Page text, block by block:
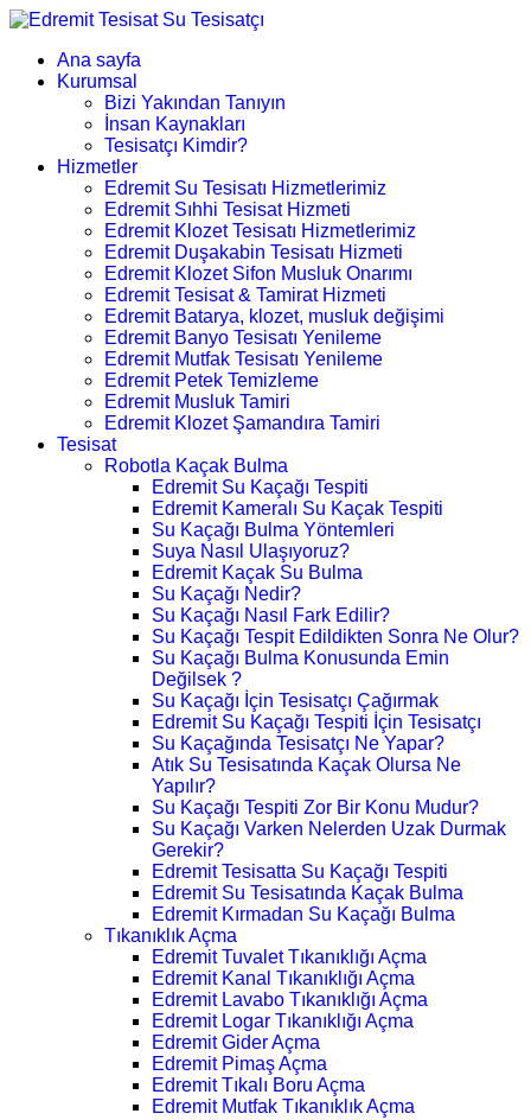
Ana sayfa
Kurumsal
Bizi Yakından Tanıyın
İnsan Kaynakları
Tesisatçı Kimdir?
Hizmetler
Edremit Su Tesisatı Hizmetlerimiz
Edremit Sıhhi Tesisat Hizmeti
Edremit Klozet Tesisatı Hizmetlerimiz
Edremit Duşakabin Tesisatı Hizmeti
Edremit Klozet Sifon Musluk Onarımı
Edremit Tesisat & Tamirat Hizmeti
Edremit Batarya, klozet, musluk değişimi
Edremit Banyo Tesisatı Yenileme
Edremit Mutfak Tesisatı Yenileme
Edremit Petek Temizleme
Edremit Musluk Tamiri
Edremit Klozet Şamandıra Tamiri
Tesisat
Robotla Kaçak Bulma
Edremit Su Kaçağı Tespiti
Edremit Kameralı Su Kaçak Tespiti
Su Kaçağı Bulma Yöntemleri
Suya Nasıl Ulaşıyoruz?
Edremit Kaçak Su Bulma
Su Kaçağı Nedir?
Su Kaçağı Nasıl Fark Edilir?
Su Kaçağı Tespit Edildikten Sonra Ne Olur?
Su Kaçağı Bulma Konusunda Emin
Değilsek ?
Su Kaçağı İçin Tesisatçı Çağırmak
Edremit Su Kaçağı Tespiti İçin Tesisatçı
Su Kaçağında Tesisatçı Ne Yapar?
Atık Su Tesisatında Kaçak Olursa Ne
Yapılır?
Su Kaçağı Tespiti Zor Bir Konu Mudur?
Su Kaçağı Varken Nelerden Uzak Durmak
Gerekir?
Edremit Tesisatta Su Kaçağı Tespiti
Edremit Su Tesisatında Kaçak Bulma
Edremit Kırmadan Su Kaçağı Bulma
Tıkanıklık Açma
Edremit Tuvalet Tıkanıklığı Açma
Edremit Kanal Tıkanıklığı Açma
Edremit Lavabo Tıkanıklığı Açma
Edremit Logar Tıkanıklığı Açma
Edremit Gider Açma
Edremit Pimaş Açma
Edremit Tıkalı Boru Açma
Edremit Mutfak Tıkanıklık Açma